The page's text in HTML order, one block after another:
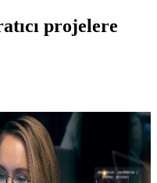
projelere